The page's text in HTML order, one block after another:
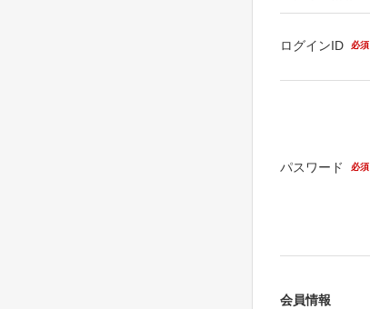
ログインID 必須
パスワード 必須
会員情報